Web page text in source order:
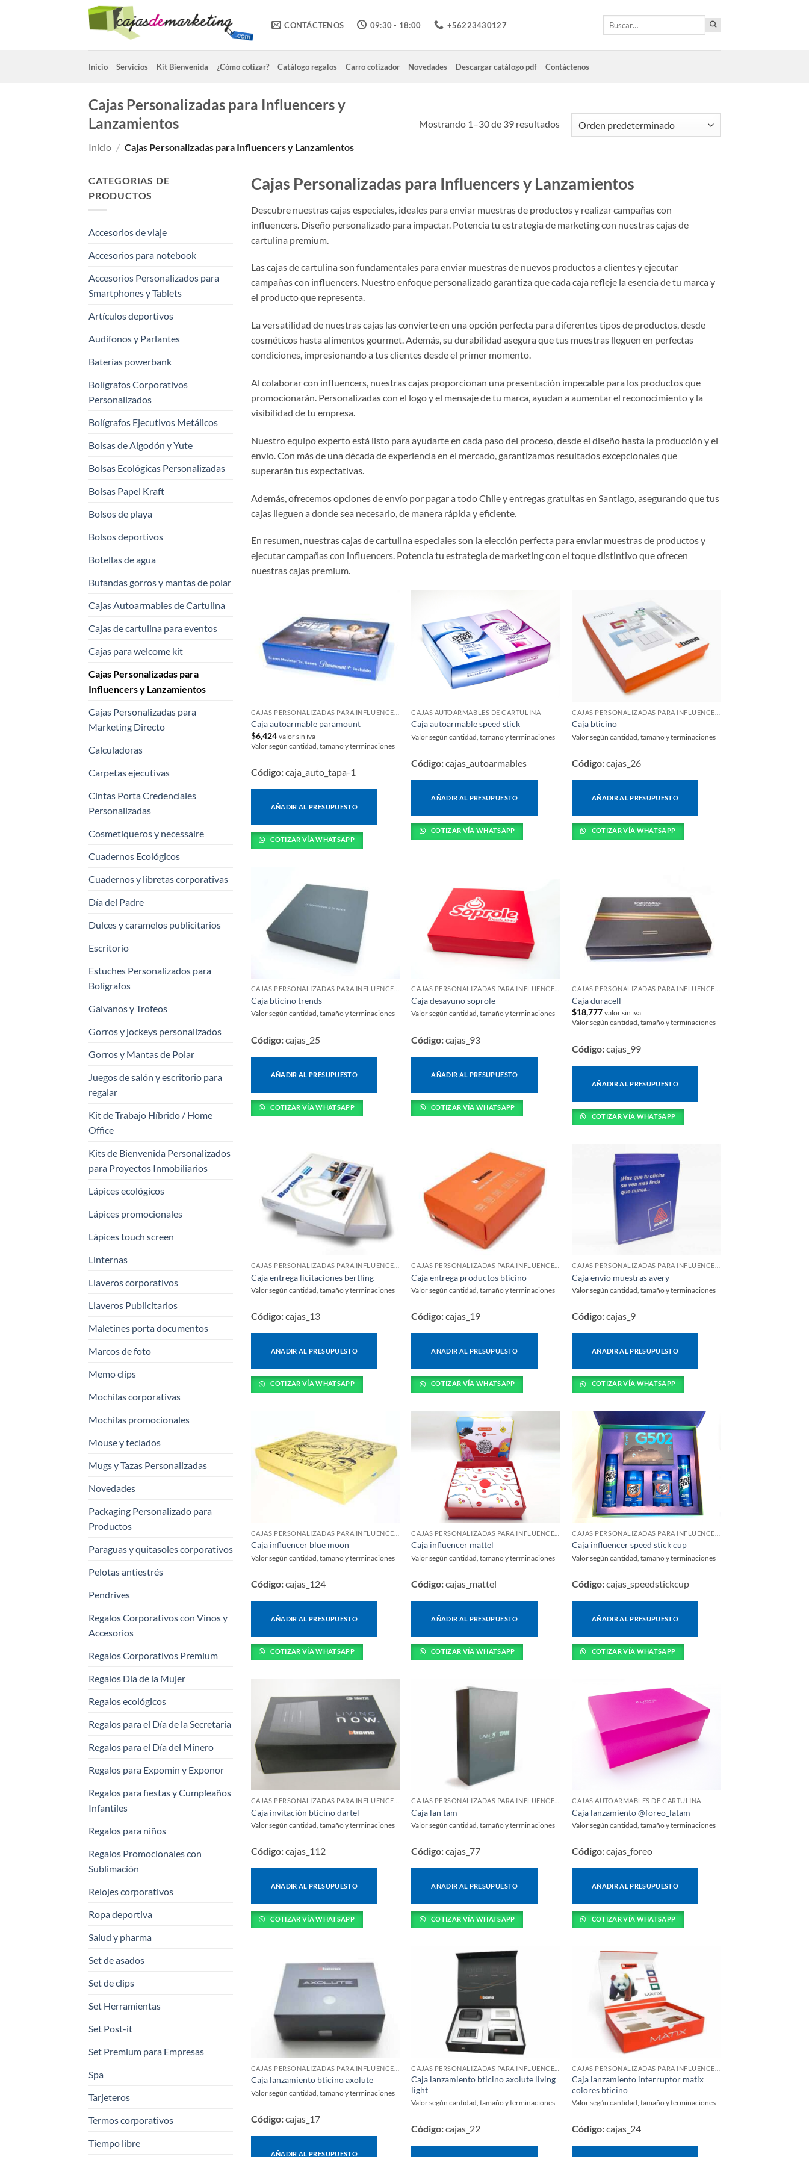
CONTÁCTENOS 09:30 - 18:00 +56223430127
Inicio Servicios Kit Bienvenida ¿Cómo cotizar? Catálogo regalos Carro cotizador Novedades Descargar catálogo pdf Contáctenos
Cajas Personalizadas para Influencers y
Lanzamientos
Inicio / Cajas Personalizadas para Influencers y Lanzamientos
Mostrando 1–30 de 39 resultados
CATEGORIAS DE
PRODUCTOS
Accesorios de viaje
Accesorios para notebook
Accesorios Personalizados para
Smartphones y Tablets
Artículos deportivos
Audífonos y Parlantes
Baterías powerbank
Bolígrafos Corporativos
Personalizados
Bolígrafos Ejecutivos Metálicos
Bolsas de Algodón y Yute
Bolsas Ecológicas Personalizadas
Bolsas Papel Kraft
Bolsos de playa
Bolsos deportivos
Botellas de agua
Bufandas gorros y mantas de polar
Cajas Autoarmables de Cartulina
Cajas de cartulina para eventos
Cajas para welcome kit
Cajas Personalizadas para
Influencers y Lanzamientos
Cajas Personalizadas para
Marketing Directo
Calculadoras
Carpetas ejecutivas
Cintas Porta Credenciales
Personalizadas
Cosmetiqueros y necessaire
Cuadernos Ecológicos
Cuadernos y libretas corporativas
Día del Padre
Dulces y caramelos publicitarios
Escritorio
Estuches Personalizados para
Bolígrafos
Galvanos y Trofeos
Gorros y jockeys personalizados
Gorros y Mantas de Polar
Juegos de salón y escritorio para
regalar
Kit de Trabajo Híbrido / Home
Office
Kits de Bienvenida Personalizados
para Proyectos Inmobiliarios
Lápices ecológicos
Lápices promocionales
Lápices touch screen
Linternas
Llaveros corporativos
Llaveros Publicitarios
Maletines porta documentos
Marcos de foto
Memo clips
Mochilas corporativas
Mochilas promocionales
Mouse y teclados
Mugs y Tazas Personalizadas
Novedades
Packaging Personalizado para
Productos
Paraguas y quitasoles corporativos
Pelotas antiestrés
Pendrives
Regalos Corporativos con Vinos y
Accesorios
Regalos Corporativos Premium
Regalos Día de la Mujer
Regalos ecológicos
Regalos para el Día de la Secretaria
Regalos para el Día del Minero
Regalos para Expomin y Exponor
Regalos para fiestas y Cumpleaños
Infantiles
Regalos para niños
Regalos Promocionales con
Sublimación
Relojes corporativos
Ropa deportiva
Salud y pharma
Set de asados
Set de clips
Set Herramientas
Set Post-it
Set Premium para Empresas
Spa
Tarjeteros
Termos corporativos
Tiempo libre
Cajas Personalizadas para Influencers y Lanzamientos
Descubre nuestras cajas especiales, ideales para enviar muestras de productos y realizar campañas con
influencers. Diseño personalizado para impactar. Potencia tu estrategia de marketing con nuestras cajas de
cartulina premium.
Las cajas de cartulina son fundamentales para enviar muestras de nuevos productos a clientes y ejecutar
campañas con influencers. Nuestro enfoque personalizado garantiza que cada caja refleje la esencia de tu marca y
el producto que representa.
La versatilidad de nuestras cajas las convierte en una opción perfecta para diferentes tipos de productos, desde
cosméticos hasta alimentos gourmet. Además, su durabilidad asegura que tus muestras lleguen en perfectas
condiciones, impresionando a tus clientes desde el primer momento.
Al colaborar con influencers, nuestras cajas proporcionan una presentación impecable para los productos que
promocionarán. Personalizadas con el logo y el mensaje de tu marca, ayudan a aumentar el reconocimiento y la
visibilidad de tu empresa.
Nuestro equipo experto está listo para ayudarte en cada paso del proceso, desde el diseño hasta la producción y el
envío. Con más de una década de experiencia en el mercado, garantizamos resultados excepcionales que
superarán tus expectativas.
Además, ofrecemos opciones de envío por pagar a todo Chile y entregas gratuitas en Santiago, asegurando que tus
cajas lleguen a donde sea necesario, de manera rápida y eficiente.
En resumen, nuestras cajas de cartulina especiales son la elección perfecta para enviar muestras de productos y
ejecutar campañas con influencers. Potencia tu estrategia de marketing con el toque distintivo que ofrecen
nuestras cajas premium.
Caja autoarmable paramount
$6,424 valor sin iva
Valor según cantidad, tamaño y terminaciones
Código:caja_auto_tapa-1
AÑADIR AL PRESUPUESTO
COTIZAR VÍA WHATSAPP
CAJAS AUTOARMABLES DE CARTULINA
Caja autoarmable speed stick
Valor según cantidad, tamaño y terminaciones
Código:cajas_autoarmables
AÑADIR AL PRESUPUESTO
COTIZAR VÍA WHATSAPP
Caja bticino
Valor según cantidad, tamaño y terminaciones
Código:cajas_26
AÑADIR AL PRESUPUESTO
COTIZAR VÍA WHATSAPP
Caja bticino trends
Valor según cantidad, tamaño y terminaciones
Código:cajas_25
AÑADIR AL PRESUPUESTO
COTIZAR VÍA WHATSAPP
Caja desayuno soprole
Valor según cantidad, tamaño y terminaciones
Código:cajas_93
AÑADIR AL PRESUPUESTO
COTIZAR VÍA WHATSAPP
Caja duracell
$18,777 valor sin iva
Valor según cantidad, tamaño y terminaciones
Código:cajas_99
AÑADIR AL PRESUPUESTO
COTIZAR VÍA WHATSAPP
Caja entrega licitaciones bertling
Valor según cantidad, tamaño y terminaciones
Código:cajas_13
AÑADIR AL PRESUPUESTO
COTIZAR VÍA WHATSAPP
Caja entrega productos bticino
Valor según cantidad, tamaño y terminaciones
Código:cajas_19
AÑADIR AL PRESUPUESTO
COTIZAR VÍA WHATSAPP
Caja envio muestras avery
Valor según cantidad, tamaño y terminaciones
Código:cajas_9
AÑADIR AL PRESUPUESTO
COTIZAR VÍA WHATSAPP
Caja influencer blue moon
Valor según cantidad, tamaño y terminaciones
Código:cajas_124
AÑADIR AL PRESUPUESTO
COTIZAR VÍA WHATSAPP
Caja influencer mattel
Valor según cantidad, tamaño y terminaciones
Código:cajas_mattel
AÑADIR AL PRESUPUESTO
COTIZAR VÍA WHATSAPP
Caja influencer speed stick cup
Valor según cantidad, tamaño y terminaciones
Código:cajas_speedstickcup
AÑADIR AL PRESUPUESTO
COTIZAR VÍA WHATSAPP
Caja invitación bticino dartel
Valor según cantidad, tamaño y terminaciones
Código:cajas_112
AÑADIR AL PRESUPUESTO
COTIZAR VÍA WHATSAPP
Caja lan tam
Valor según cantidad, tamaño y terminaciones
Código:cajas_77
AÑADIR AL PRESUPUESTO
COTIZAR VÍA WHATSAPP
CAJAS AUTOARMABLES DE CARTULINA
Caja lanzamiento @foreo_latam
Valor según cantidad, tamaño y terminaciones
Código:cajas_foreo
AÑADIR AL PRESUPUESTO
COTIZAR VÍA WHATSAPP
Caja lanzamiento bticino axolute
Valor según cantidad, tamaño y terminaciones
Código:cajas_17
AÑADIR AL PRESUPUESTO
Caja lanzamiento bticino axolute living
light
Valor según cantidad, tamaño y terminaciones
Código:cajas_22
Caja lanzamiento interruptor matix
colores bticino
Valor según cantidad, tamaño y terminaciones
Código:cajas_24